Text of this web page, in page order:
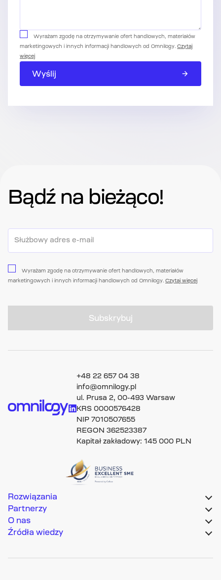
Wyrażam zgodę na otrzymywanie ofert handlowych, materiałów
marketingowych i innych informacji handlowych od Omnilogy. Czytaj
więcej
Wyślij
Bądź na bieżąco!
Wyrażam zgodę na otrzymywanie ofert handlowych, materiałów
marketingowych i innych informacji handlowych od Omnilogy. Czytaj więcej
Subskrybuj
+48 22 657 04 38
info@omnilogy.pl
ul. Prusa 2, 00-493 Warsaw
KRS 0000576428
NIP 7010507655
REGON 362523387
Kapitał zakładowy: 145 000 PLN
Rozwiązania
Partnerzy
O nas
Źródła wiedzy